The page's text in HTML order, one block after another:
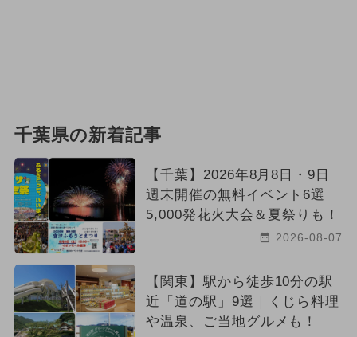
千葉県の新着記事
【千葉】2026年8月8日・9日
週末開催の無料イベント6選
5,000発花火大会＆夏祭りも！
2026-08-07
【関東】駅から徒歩10分の駅
近「道の駅」9選｜くじら料理
や温泉、ご当地グルメも！